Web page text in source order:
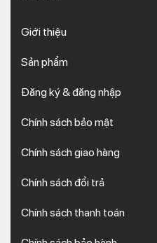
Giới thiệu
Sản phẩm
Đăng ký & đăng nhập
Chính sách bảo mật
Chính sách giao hàng
Chính sách đổi trả
Chính sách thanh toán